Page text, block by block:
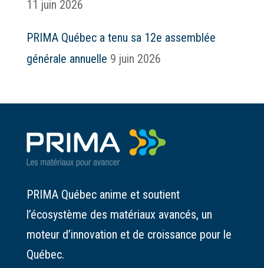
11 juin 2026
PRIMA Québec a tenu sa 12e assemblée
générale annuelle 9 juin 2026
PRIMA Québec anime et soutient
l’écosystème des matériaux avancés, un
moteur d’innovation et de croissance pour le
Québec.